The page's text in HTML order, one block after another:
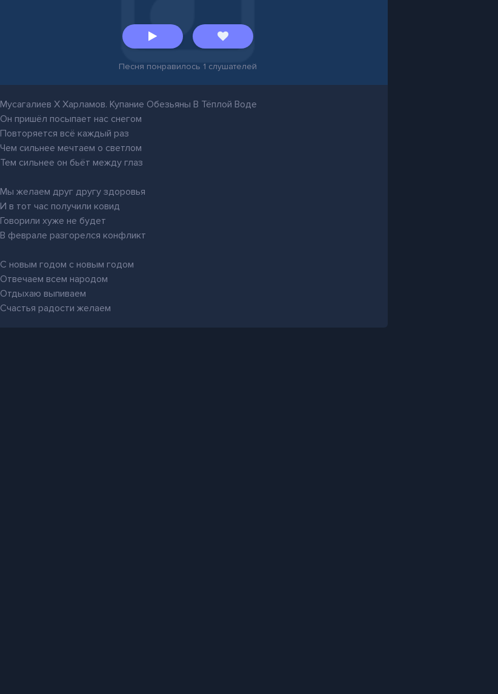
Песня понравилось 1 слушателей
Мусагалиев Х Харламов. Купание Обезьяны В Тёплой Воде
Он пришёл посыпает нас снегом
Повторяется всё каждый раз
Чем сильнее мечтаем о светлом
Тем сильнее он бьёт между глаз
Мы желаем друг другу здоровья
И в тот час получили ковид
Говорили хуже не будет
В феврале разгорелся конфликт
С новым годом с новым годом
Отвечаем всем народом
Отдыхаю выпиваем
Счастья радости желаем